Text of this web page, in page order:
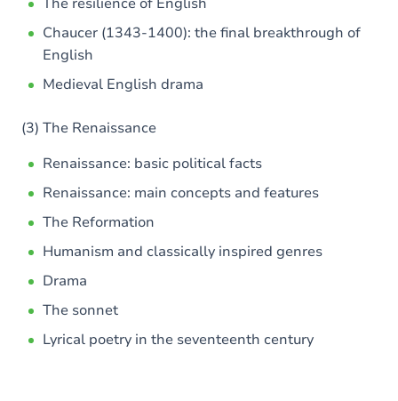
Chaucer (1343-1400): the final breakthrough of
English
Medieval English drama
(3) The Renaissance
Renaissance: basic political facts
Renaissance: main concepts and features
The Reformation
Humanism and classically inspired genres
Drama
The sonnet
Lyrical poetry in the seventeenth century